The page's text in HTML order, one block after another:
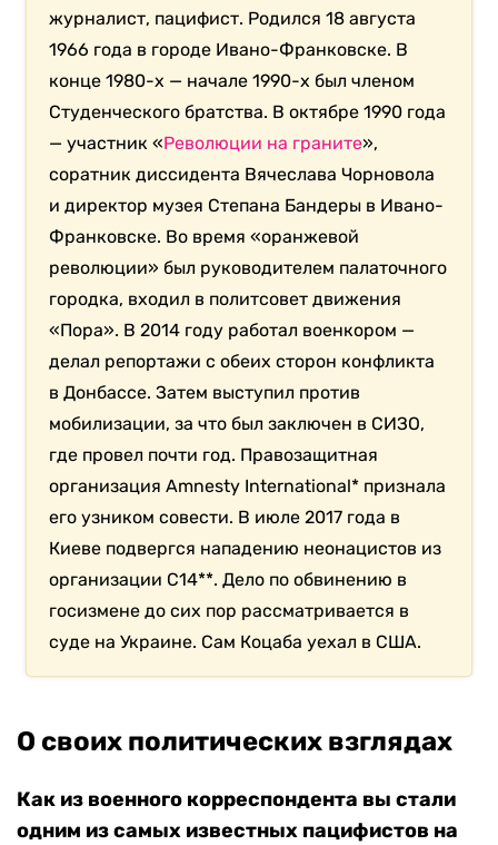
журналист, пацифист. Родился 18 августа
1966 года в городе Ивано-Франковске. В
конце 1980-х — начале 1990-х был членом
Студенческого братства. В октябре 1990 года
— участник «Революции на граните»,
соратник диссидента Вячеслава Чорновола
и директор музея Степана Бандеры в Ивано-
Франковске. Во время «оранжевой
революции» был руководителем палаточного
городка, входил в политсовет движения
«Пора». В 2014 году работал военкором —
делал репортажи с обеих сторон конфликта
в Донбассе. Затем выступил против
мобилизации, за что был заключен в СИЗО,
где провел почти год. Правозащитная
организация Amnesty International* признала
его узником совести. В июле 2017 года в
Киеве подвергся нападению неонацистов из
организации С14**. Дело по обвинению в
госизмене до сих пор рассматривается в
суде на Украине. Сам Коцаба уехал в США.
О своих политических взглядах
Как из военного корреспондента вы стали
одним из самых известных пацифистов на